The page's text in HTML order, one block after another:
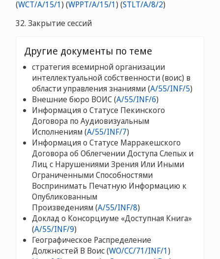
(WCT/A/15/1) (WPPT/A/15/1) (STLT/A/8/2)
32. Закрытие сессий
Другие документы по теме
стратегия всемирной организации
интеллектуальной собственности (воис) в
области управления знаниями (A/55/INF/5)
Внешние бюро ВОИС (A/55/INF/6)
Информация о Статусе Пекинского
Договора по Аудиовизуальным
Исполнениям (A/55/INF/7)
Информация о Статусе Марракешского
Договора об Облегчении Доступа Слепых и
Лиц с Нарушениями Зрения Или Иными
Ограниченными Способностями
Воспринимать Печатную Информацию к
Опубликованным
Произведениям (A/55/INF/8)
Доклад о Консорциуме «Доступная Книга»
(A/55/INF/9)
Географическое Распределение
Должностей В Воис (WO/CC/71/INF/1)